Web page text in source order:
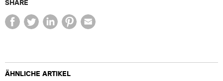
SHARE
ÄHNLICHE ARTIKEL